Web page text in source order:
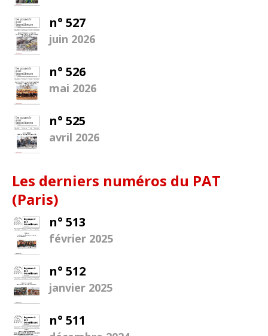
n° 527
juin 2026
n° 526
mai 2026
n° 525
avril 2026
Les derniers numéros du PAT
(Paris)
n° 513
février 2025
n° 512
janvier 2025
n° 511